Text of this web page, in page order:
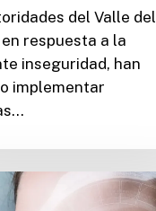
del Valle del
respuesta a la
inseguridad, han
implementar